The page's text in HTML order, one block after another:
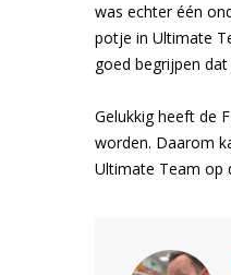
was echter één
potje in Ultimate
goed begrijpen
Gelukkig heeft de
worden. Daarom
Ultimate Team op